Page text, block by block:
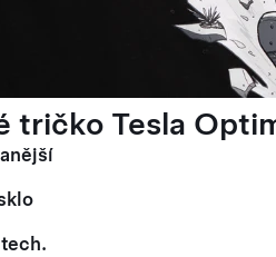
tričko Tesla